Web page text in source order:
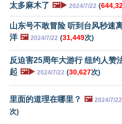
太多麻木了 🖼️▶️ 2024/7/22 (
山东号不敢冒险 听到台风秒速
洋 🖼️ 2024/7/22 (31,449次)
反迫害25周年大游行 纽约人赞
起 🖼️▶️ 2024/7/22 (30,627次)
里面的道理在哪里？ 🖼️ 2024/7/22
次)